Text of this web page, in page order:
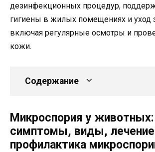
дезинфекционных процедур,
гигиены в жилых помещениях и уход
включая регулярные осмотры и
кожи.
Содержание
Микроспория у животных:
симптомы, виды,
профилактика